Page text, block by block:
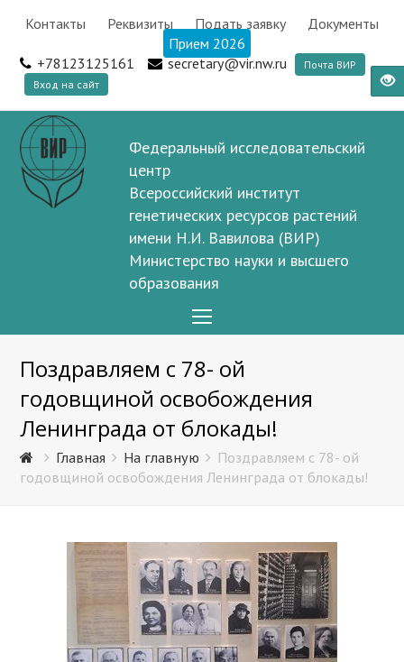
Контакты Реквизиты Подать заявку
Документы
Прием 2026
+78123125161
secretary@vir.nw.ru
Почта ВИР
Вход на сайт
Федеральный исследовательский
центр
Всероссийский институт
генетических ресурсов растений
имени Н.И. Вавилова (ВИР)
Министерство науки и высшего
образования
Menu
Поздравляем с 78- ой
годовщиной освобождения
Ленинграда от блокады!
Главная На главную
Поздравляем с 78- ой
годовщиной освобождения Ленинграда от блокады!